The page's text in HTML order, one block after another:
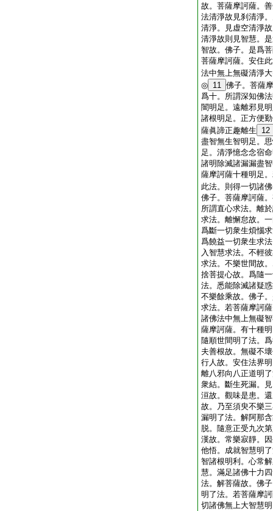
故。菩薩摩訶薩。
法清淨故見刹清淨
清淨。見虚空清淨
清淨故則見智慧。
智故。佛子。是爲
菩薩摩訶薩。安住
法中無上無礙清淨
◎ 11 佛子。菩薩
爲十。所謂深知佛
闇明足。遠離邪見
諸根明足。正方便
薩眞諦正趣離生
12
盡智無生智明足。
足。清淨憶念念宿
諸明除滅諸漏漏盡
薩摩訶薩十種明足
此法。則得一切諸
佛子。菩薩摩訶薩
所謂直心求法。離
求法。離懈怠故。
爲斷一切衆生煩惱
爲饒益一切衆生求
入智慧求法。不輕
求法。不樂世間故
捨菩提心故。爲隨
法。悉能除滅諸疑
不樂餘乘故。佛子
求法。若菩薩摩訶
諸佛法中無上無礙
薩摩訶薩。有十種
隨順世間明了法。
夫善根故。無礙不
行人故。安住法界
離八邪向八正道明
衆結。斷生死漏。
洹故。觀味是患。
故。乃至須臾不樂
漏明了法。解阿那
脱。隨意正受九次
漢故。常樂寂靜。
他悟。成就智慧明
智諸根明利。心常
慧。滿足諸佛十力
法。解菩薩故。佛
明了法。若菩薩摩
切諸佛無上大智慧